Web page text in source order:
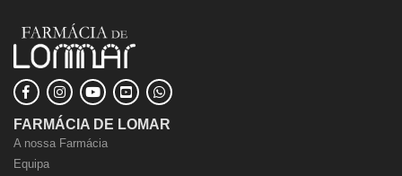
FARMÁCIA DE LOMAR
A nossa Farmácia
Equipa